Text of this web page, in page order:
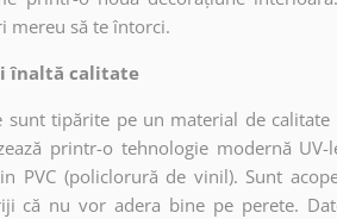
mereu să te întorci.
înaltă calitate
sunt tipărite pe un material de
printr-o tehnologie modernă
PVC (policlorură de vinil). Sunt
că nu vor adera bine pe perete.